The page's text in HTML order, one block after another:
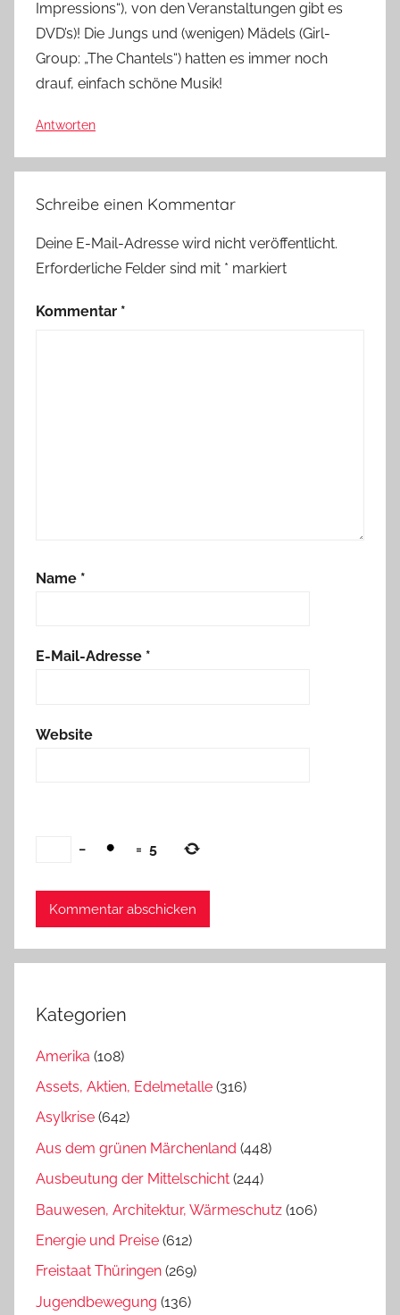
Impressions“), von den Veranstaltungen gibt es
DVD’s)! Die Jungs und (wenigen) Mädels (Girl-
Group: „The Chantels“) hatten es immer noch
drauf, einfach schöne Musik!
Antworten
Schreibe einen Kommentar
Deine E-Mail-Adresse wird nicht veröffentlicht.
Erforderliche Felder sind mit * markiert
Kommentar *
Name *
E-Mail-Adresse *
Website
− = 5
Kategorien
Amerika (108)
Assets, Aktien, Edelmetalle (316)
Asylkrise (642)
Aus dem grünen Märchenland (448)
Ausbeutung der Mittelschicht (244)
Bauwesen, Architektur, Wärmeschutz (106)
Energie und Preise (612)
Freistaat Thüringen (269)
Jugendbewegung (136)